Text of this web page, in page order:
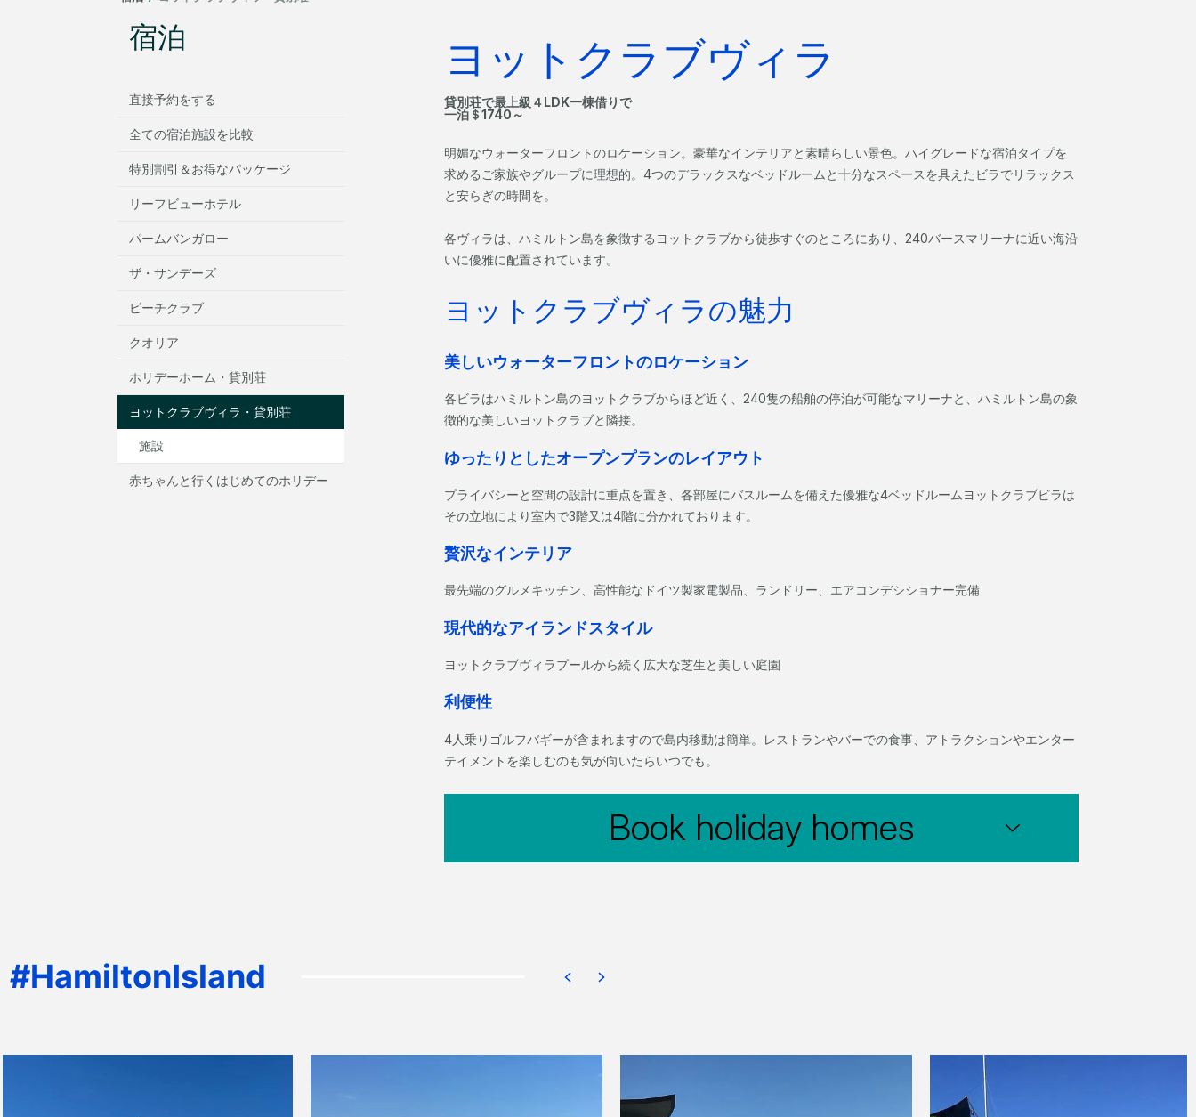
宿泊
直接予約をする
全ての宿泊施設を比較
特別割引＆お得なパッケージ
リーフビューホテル
パームバンガロー
ザ・サンデーズ
ビーチクラブ
クオリア
ホリデーホーム・貸別荘
ヨットクラブヴィラ・貸別荘
施設
赤ちゃんと行くはじめてのホリデー
ヨットクラブヴィラ
貸別荘で最上級４LDK一棟借りで
一泊＄1740～
明媚なウォーターフロントのロケーション。豪華なインテリアと素晴らしい景色。ハイグレードな宿泊タイプを
求めるご家族やグループに理想的。4つのデラックスなベッドルームと十分なスペースを具えたビラでリラックス
と安らぎの時間を。
各ヴィラは、ハミルトン島を象徴するヨットクラブから徒歩すぐのところにあり、240バースマリーナに近い海沿
いに優雅に配置されています。
ヨットクラブヴィラの魅力
美しいウォーターフロントのロケーション
各ビラはハミルトン島のヨットクラブからほど近く、240隻の船舶の停泊が可能なマリーナと、ハミルトン島の象
徴的な美しいヨットクラブと隣接。
ゆったりとしたオープンプランのレイアウト
プライバシーと空間の設計に重点を置き、各部屋にバスルームを備えた優雅な4ベッドルームヨットクラブビラは
その立地により室内で3階又は4階に分かれております。
贅沢なインテリア
最先端のグルメキッチン、高性能なドイツ製家電製品、ランドリー、エアコンデシショナー完備
現代的なアイランドスタイル
ヨットクラブヴィラプールから続く広大な芝生と美しい庭園
利便性
4人乗りゴルフバギーが含まれますので島内移動は簡単。レストランやバーでの食事、アトラクションやエンター
テイメントを楽しむのも気が向いたらいつでも。
Book holiday homes